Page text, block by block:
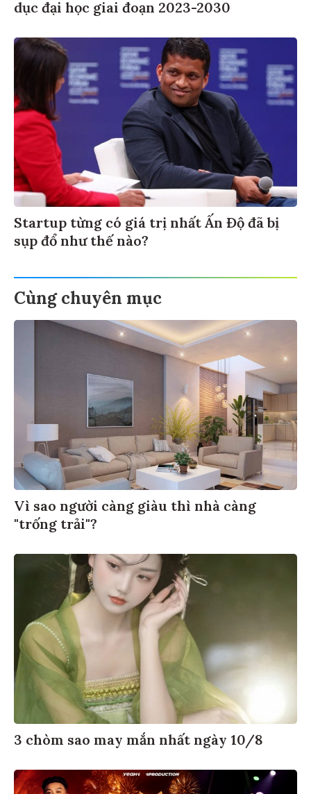
dục đại học giai đoạn 2023-2030
Startup từng có giá trị nhất Ấn Độ đã bị
sụp đổ như thế nào?
Cùng chuyên mục
Vì sao người càng giàu thì nhà càng
"trống trải"?
3 chòm sao may mắn nhất ngày 10/8